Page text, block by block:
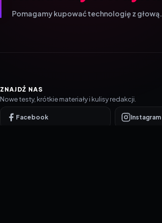
Pomagamy kupować technologię z głową.
ZNAJDŹ NAS
Nowe testy, krótkie materiały i kulisy redakcji.
Facebook Instagram